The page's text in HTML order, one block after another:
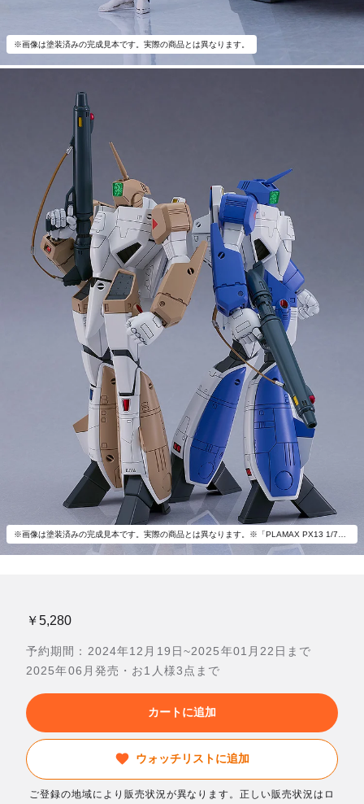
※画像は塗装済みの完成見本です。実際の商品とは異なります。
￥5,280
予約期間：2024年12月19日~2025年01月22日まで
2025年06月発売・お1人様3点まで
カートに追加
ウォッチリストに追加
ご登録の地域により販売状況が異なります。正しい販売状況はロ